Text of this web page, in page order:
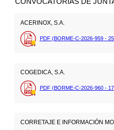
ACERINOX, S.A.
PDF (BORME-C-2026-959 -
COGEDICA, S.A.
PDF (BORME-C-2026-960 -
CORRETAJE E INFORMACIÓN